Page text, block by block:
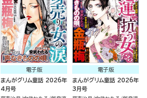
電子版
まんがグリム童話 2026年
4月号
電子版
まんがグリム童話 2026年
3月号